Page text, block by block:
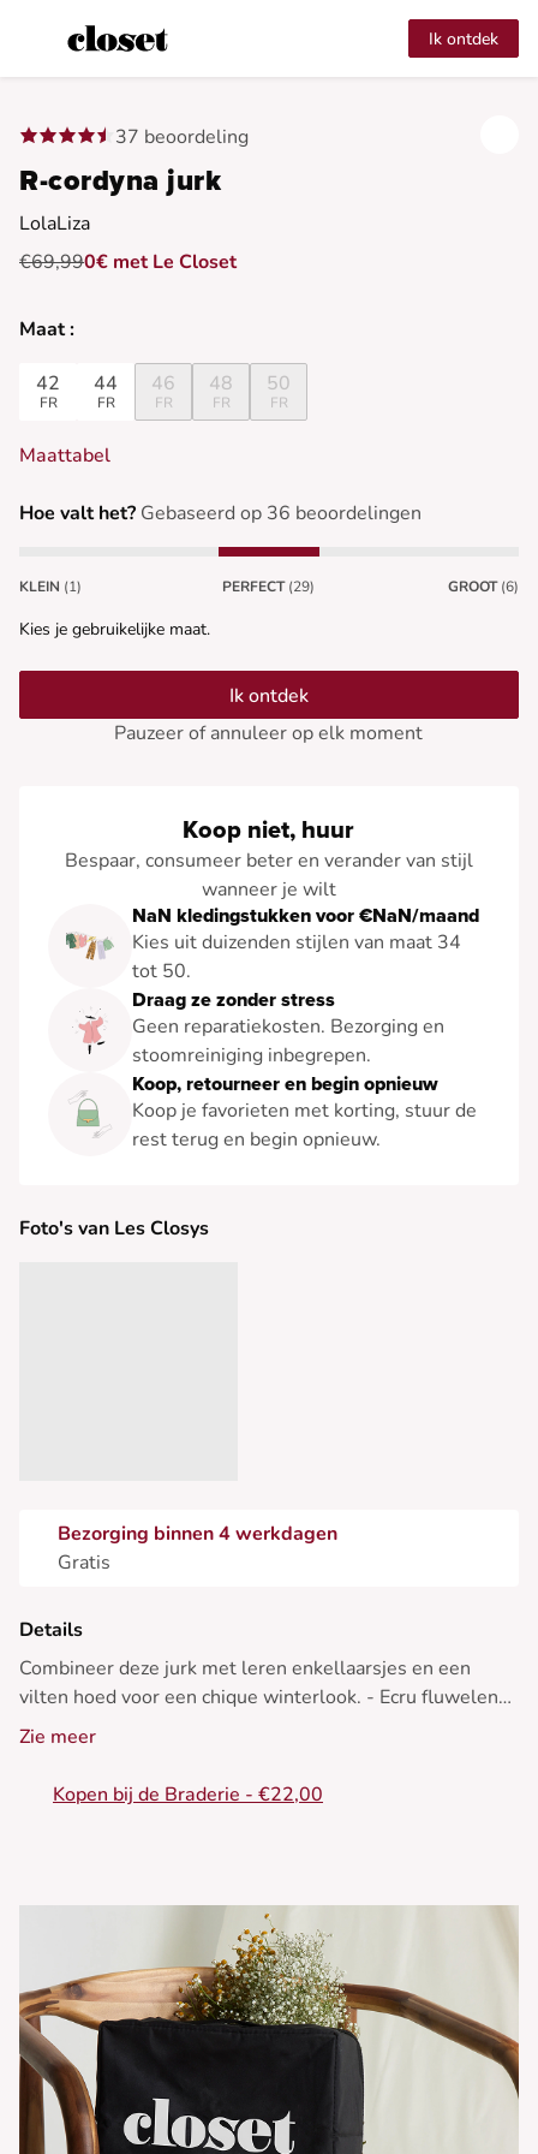
Ik ontdek
37 beoordeling
R-cordyna jurk
LolaLiza
€69,990€ met Le Closet
Maat :
42
FR
44
FR
46
FR
48
FR
50
FR
Maattabel
Hoe valt het? Gebaseerd op 36 beoordelingen
KLEIN (1) PERFECT (29) GROOT (6)
Kies je gebruikelijke maat.
Ik ontdek
Pauzeer of annuleer op elk moment
Koop niet, huur
Bespaar, consumeer beter en verander van stijl
wanneer je wilt
NaN kledingstukken voor €NaN/maand
Kies uit duizenden stijlen van maat 34
tot 50.
Draag ze zonder stress
Geen reparatiekosten. Bezorging en
stoomreiniging inbegrepen.
Koop, retourneer en begin opnieuw
Koop je favorieten met korting, stuur de
rest terug en begin opnieuw.
Foto's van Les Closys
Bezorging binnen 4 werkdagen
Gratis
Details
Combineer deze jurk met leren enkellaarsjes en een
vilten hoed voor een chique winterlook. - Ecru fluwelen
korte jurk - Riemvormig model - Lange mouwen -
Zie meer
Kopen bij de Braderie - €22,00